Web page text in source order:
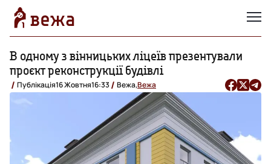
В одному з вінницьких ліцеїв презентували
проєкт реконструкції будівлі
Публікація16 Жовтня16:33 Вежа,Вежа